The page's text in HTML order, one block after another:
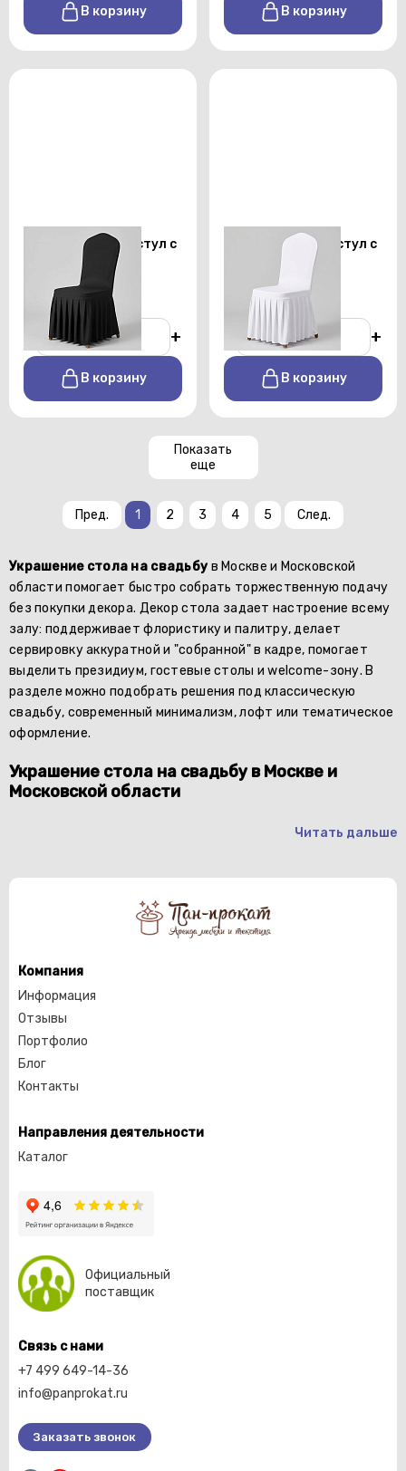
В корзину В корзину
Стрейч чехол на стул с
юбкой черный
От 150 р./сутки
+
В корзину
Стрейч чехол на стул с
юбкой белый
От 150 р./сутки
+
В корзину
Показать
еще
Пред. 1 2 3 4 5 След.
Украшение стола на свадьбу в Москве и Московской
области помогает быстро собрать торжественную подачу
без покупки декора. Декор стола задает настроение всему
залу: поддерживает флористику и палитру, делает
сервировку аккуратной и "собранной" в кадре, помогает
выделить президиум, гостевые столы и welcome-зону. В
разделе можно подобрать решения под классическую
свадьбу, современный минимализм, лофт или тематическое
оформление.
Украшение стола на свадьбу в Москве и
Московской области
Читать дальше
Компания
Информация
Отзывы
Портфолио
Блог
Контакты
Направления деятельности
Каталог
Официальный
поставщик
Связь с нами
+7 499 649-14-36
info@panprokat.ru
Заказать звонок